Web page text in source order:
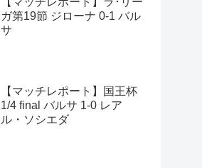
ガ第19節 ジローナ 0-1 バル
サ
【マッチレポート】国王杯
1/4 final バルサ 1-0 レア
ル・ソシエダ